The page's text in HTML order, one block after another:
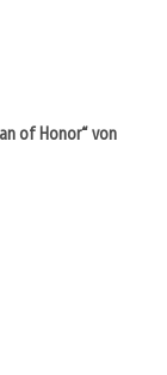
of Honor“ von